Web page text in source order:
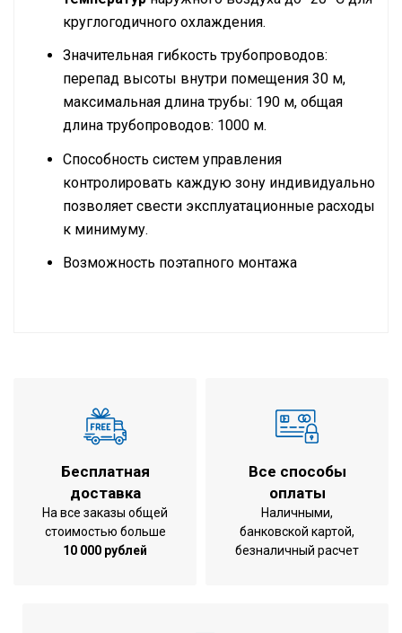
круглогодичного охлаждения.
Значительная гибкость трубопроводов:
перепад высоты внутри помещения 30 м,
максимальная длина трубы: 190 м, общая
длина трубопроводов: 1000 м.
Способность систем управления
контролировать каждую зону индивидуально
позволяет свести эксплуатационные расходы
к минимуму.
Возможность поэтапного монтажа
Обслуживаемая площадь
560 м2
Размеры блока
мм
Вес
337 кг
Уровень шума
66 Дб
Бесплатная
доставка
На все заказы общей
стоимостью больше
10 000 рублей
Все способы
оплаты
Наличными,
банковской картой,
безналичный расчет